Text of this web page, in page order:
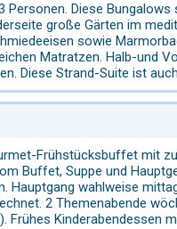
Diese
große Gärten im
sowie
Matratzen. Halb-und
Diese Strand-Suite ist
Frühstücksbuffet mit
Buffet, Suppe und
wahlweise
2 Themenabende
Kinderabendessen